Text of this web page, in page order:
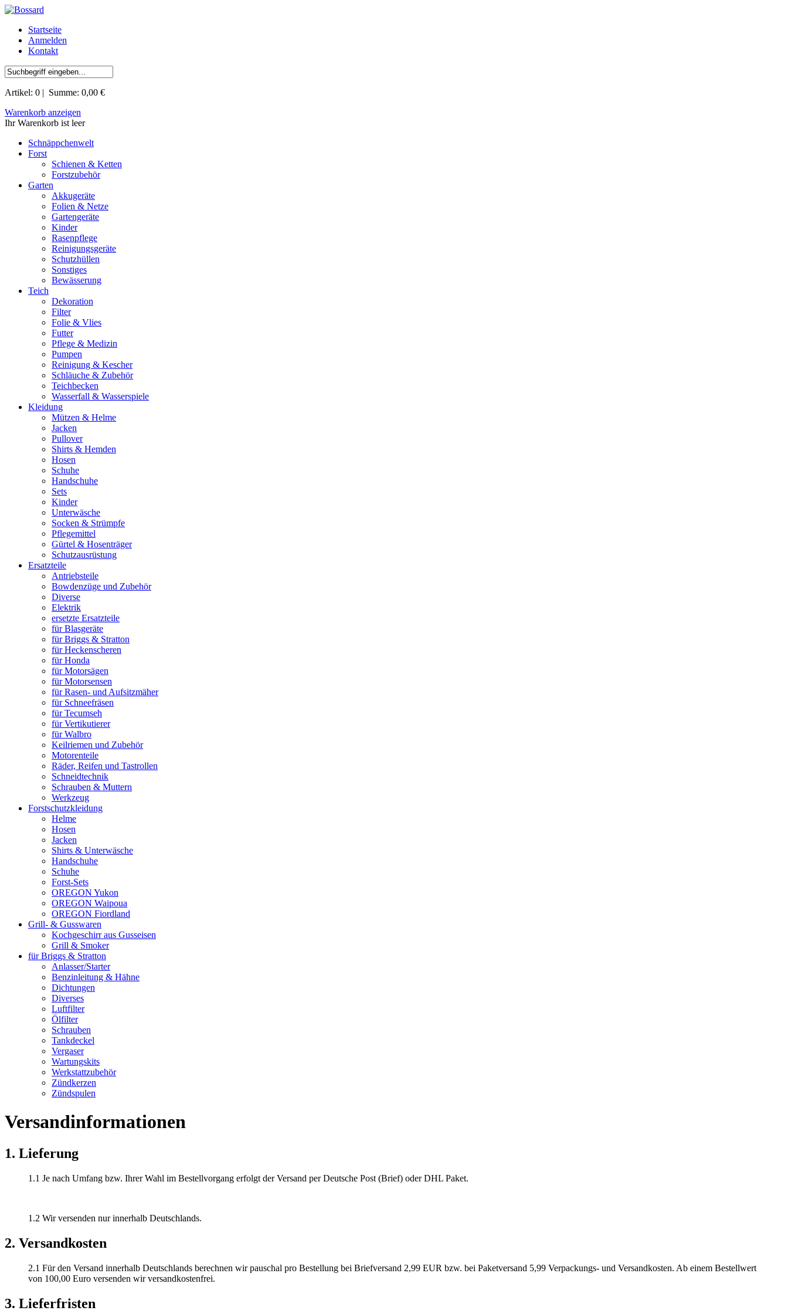
Startseite
Anmelden
Kontakt
Artikel: 0 | Summe: 0,00 €
Warenkorb anzeigen
Ihr Warenkorb ist leer
Schnäppchenwelt
Forst
Schienen & Ketten
Forstzubehör
Garten
Akkugeräte
Folien & Netze
Gartengeräte
Kinder
Rasenpflege
Reinigungsgeräte
Schutzhüllen
Sonstiges
Bewässerung
Teich
Dekoration
Filter
Folie & Vlies
Futter
Pflege & Medizin
Pumpen
Reinigung & Kescher
Schläuche & Zubehör
Teichbecken
Wasserfall & Wasserspiele
Kleidung
Mützen & Helme
Jacken
Pullover
Shirts & Hemden
Hosen
Schuhe
Handschuhe
Sets
Kinder
Unterwäsche
Socken & Strümpfe
Pflegemittel
Gürtel & Hosenträger
Schutzausrüstung
Ersatzteile
Antriebsteile
Bowdenzüge und Zubehör
Diverse
Elektrik
ersetzte Ersatzteile
für Blasgeräte
für Briggs & Stratton
für Heckenscheren
für Honda
für Motorsägen
für Motorsensen
für Rasen- und Aufsitzmäher
für Schneefräsen
für Tecumseh
für Vertikutierer
für Walbro
Keilriemen und Zubehör
Motorenteile
Räder, Reifen und Tastrollen
Schneidtechnik
Schrauben & Muttern
Werkzeug
Forstschutzkleidung
Helme
Hosen
Jacken
Shirts & Unterwäsche
Handschuhe
Schuhe
Forst-Sets
OREGON Yukon
OREGON Waipoua
OREGON Fiordland
Grill- & Gusswaren
Kochgeschirr aus Gusseisen
Grill & Smoker
für Briggs & Stratton
Anlasser/Starter
Benzinleitung & Hähne
Dichtungen
Diverses
Luftfilter
Ölfilter
Schrauben
Tankdeckel
Vergaser
Wartungskits
Werkstattzubehör
Zündkerzen
Zündspulen
Versandinformationen
1. Lieferung
1.1 Je nach Umfang bzw. Ihrer Wahl im Bestellvorgang erfolgt der Versand per Deutsche Post (Brief) oder DHL Paket.
1.2 Wir versenden nur innerhalb Deutschlands.
2. Versandkosten
2.1 Für den Versand innerhalb Deutschlands berechnen wir pauschal pro Bestellung bei Briefversand 2,99 EUR bzw. bei Paketversand 5,99 Verpackungs- und Versandkosten. Ab einem Bestellwert
von 100,00 Euro versenden wir versandkostenfrei.
3. Lieferfristen